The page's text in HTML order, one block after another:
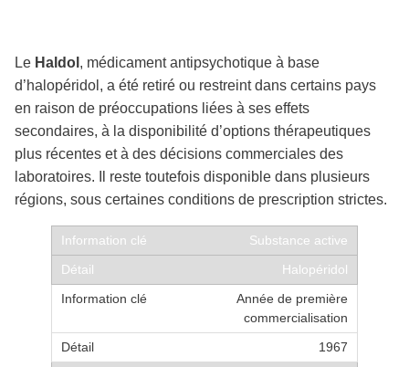
Le Haldol , médicament antipsychotique à base
d’halopéridol, a été retiré ou restreint dans certains pays
en raison de préoccupations liées à ses effets
secondaires, à la disponibilité d’options thérapeutiques
plus récentes et à des décisions commerciales des
laboratoires. Il reste toutefois disponible dans plusieurs
régions, sous certaines conditions de prescription strictes.
Substance active
Halopéridol
Année de première
commercialisation
1967